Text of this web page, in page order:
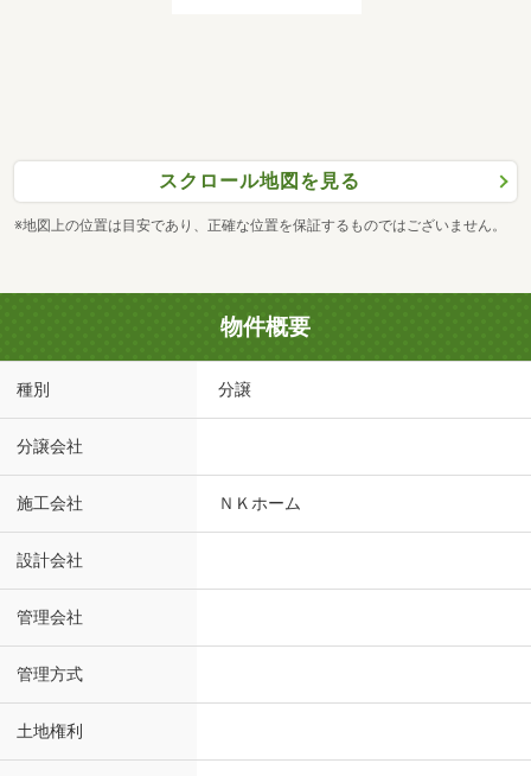
スクロール地図を見る
※地図上の位置は目安であり、正確な位置を保証するものではございません。
物件概要
種別 分譲
分譲会社
施工会社 ＮＫホーム
設計会社
管理会社
管理方式
土地権利